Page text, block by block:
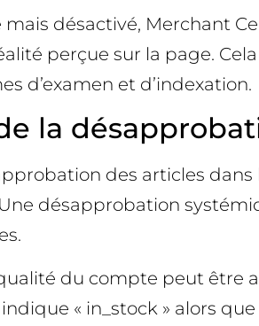
désactivé, Merchant
perçue sur la page.
d’examen et d’indexation.
de la
des articles
désapprobation
du compte peut être
« in_stock » alors